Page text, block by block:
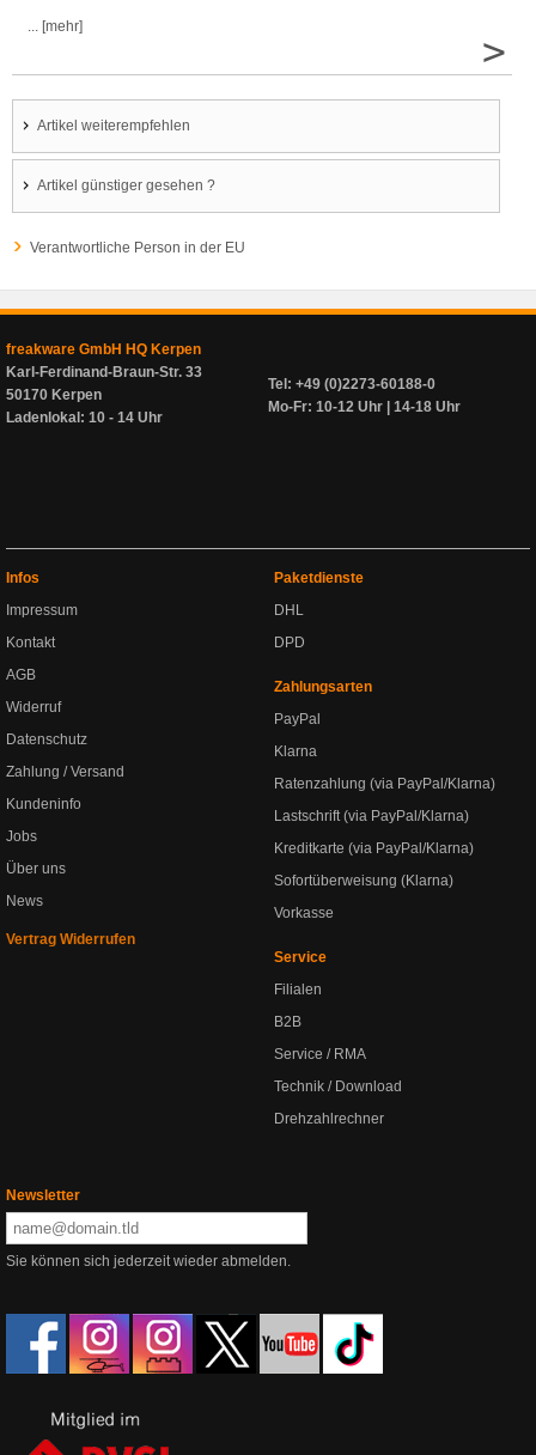
... [mehr]
>
Artikel weiterempfehlen
Artikel günstiger gesehen ?
Verantwortliche Person in der EU
freakware GmbH HQ Kerpen
Karl-Ferdinand-Braun-Str. 33
50170 Kerpen
Ladenlokal: 10 - 14 Uhr
Tel: +49 (0)2273-60188-0
Mo-Fr: 10-12 Uhr | 14-18 Uhr
Infos
Impressum
Kontakt
AGB
Widerruf
Datenschutz
Zahlung / Versand
Kundeninfo
Jobs
Über uns
News
Vertrag Widerrufen
Paketdienste
DHL
DPD
Zahlungsarten
PayPal
Klarna
Ratenzahlung (via PayPal/Klarna)
Lastschrift (via PayPal/Klarna)
Kreditkarte (via PayPal/Klarna)
Sofortüberweisung (Klarna)
Vorkasse
Service
Filialen
B2B
Service / RMA
Technik / Download
Drehzahlrechner
Newsletter
Sie können sich jederzeit wieder abmelden.